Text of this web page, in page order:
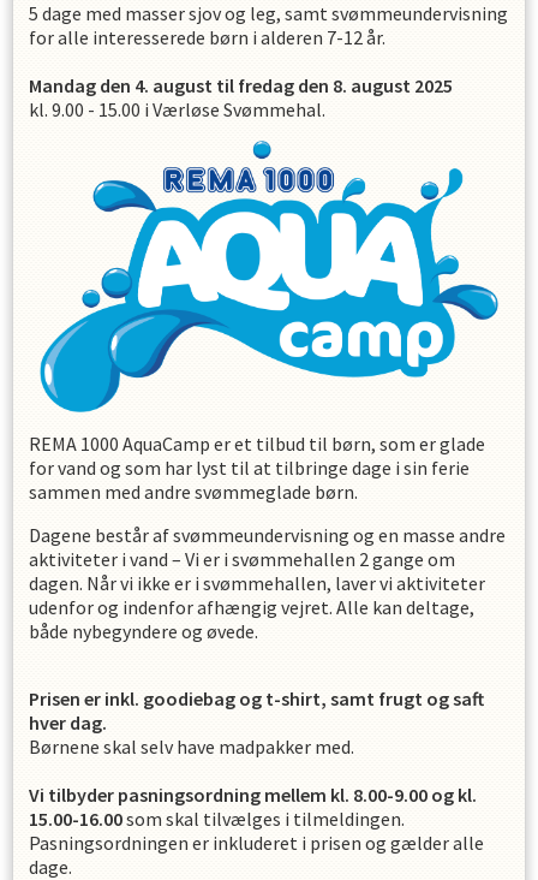
5 dage med masser sjov og leg, samt svømmeundervisning
for alle interesserede børn i alderen 7-12 år.
Mandag den 4. august til fredag den 8. august 2025
kl. 9.00 - 15.00 i Værløse Svømmehal.
REMA 1000 AquaCamp er et tilbud til børn, som er glade
for vand og som har lyst til at tilbringe dage i sin ferie
sammen med andre svømmeglade børn.
Dagene består af svømmeundervisning og en masse andre
aktiviteter i vand – Vi er i svømmehallen 2 gange om
dagen. Når vi ikke er i svømmehallen, laver vi aktiviteter
udenfor og indenfor afhængig vejret. Alle kan deltage,
både nybegyndere og øvede.
Prisen er inkl. goodiebag og t-shirt, samt frugt og saft
hver dag.
Børnene skal selv have madpakker med.
Vi tilbyder pasningsordning mellem kl. 8.00-9.00 og kl.
15.00-16.00som skal tilvælges i tilmeldingen.
Pasningsordningen er inkluderet i prisen og gælder alle
dage.